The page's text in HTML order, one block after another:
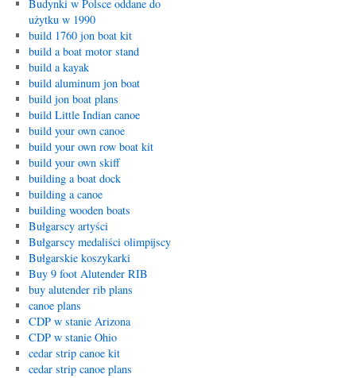
Budynki w Polsce oddane do
użytku w 1990
build 1760 jon boat kit
build a boat motor stand
build a kayak
build aluminum jon boat
build jon boat plans
build Little Indian canoe
build your own canoe
build your own row boat kit
build your own skiff
building a boat dock
building a canoe
building wooden boats
Bułgarscy artyści
Bułgarscy medaliści olimpijscy
Bułgarskie koszykarki
Buy 9 foot Alutender RIB
buy alutender rib plans
canoe plans
CDP w stanie Arizona
CDP w stanie Ohio
cedar strip canoe kit
cedar strip canoe plans